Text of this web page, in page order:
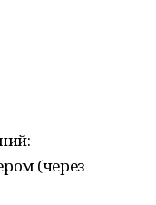
(через